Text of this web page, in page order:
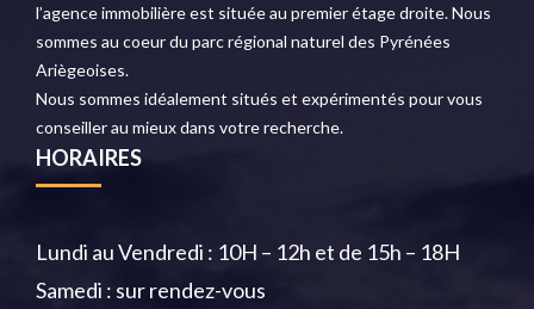
l’agence immobilière est située au premier étage droite. Nous
sommes au coeur du parc régional naturel des Pyrénées
Ariègeoises.
Nous sommes idéalement situés et expérimentés pour vous
conseiller au mieux dans votre recherche.
HORAIRES
Lundi au Vendredi : 10H – 12h et de 15h – 18H
Samedi : sur rendez-vous